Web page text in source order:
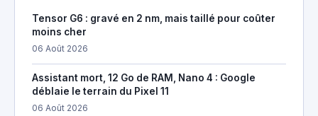
Tensor G6 : gravé en 2 nm, mais taillé pour coûter
moins cher
06 Août 2026
Assistant mort, 12 Go de RAM, Nano 4 : Google
déblaie le terrain du Pixel 11
06 Août 2026